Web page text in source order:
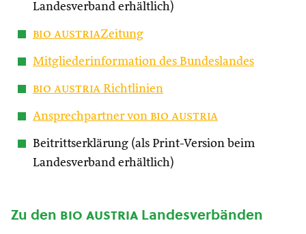
Landesverband erhältlich)
bio austriaZeitung
Mitgliederinformation des Bundeslandes
bio austria Richtlinien
Ansprechpartner von bio austria
Beitrittserklärung (als Print-Version beim
Landesverband erhältlich)
Zu den bio austria Landesverbänden